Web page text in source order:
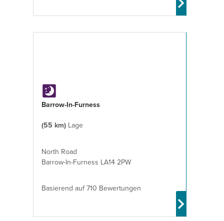
Barrow-In-Furness
(55 km) Lage
North Road
Barrow-In-Furness LA14 2PW
Basierend auf 710 Bewertungen